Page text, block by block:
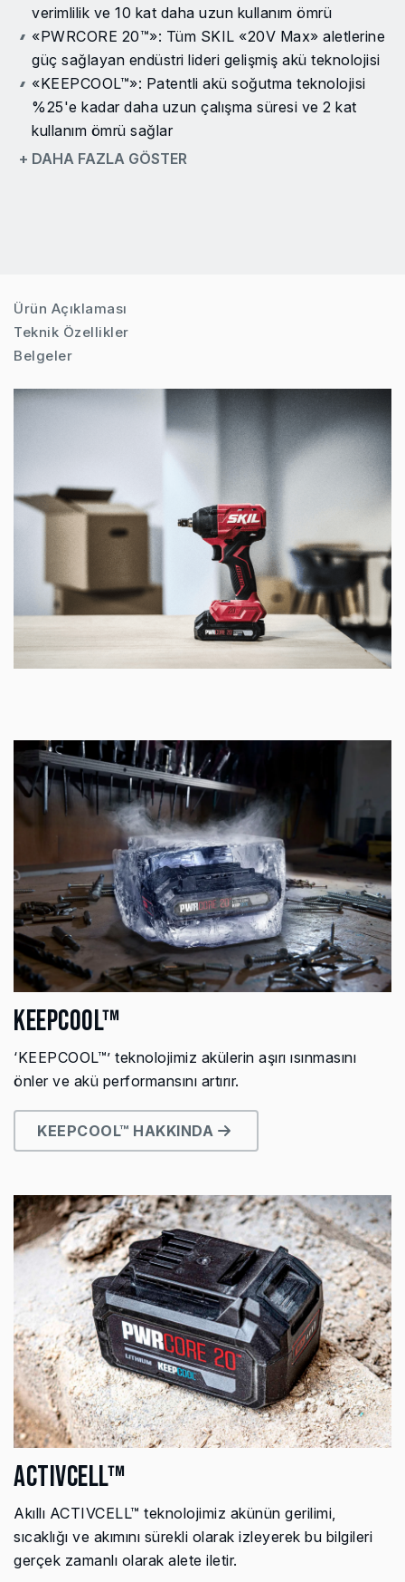
verimlilik ve 10 kat daha uzun kullanım ömrü
«PWRCORE 20™»: Tüm SKIL «20V Max» aletlerine
güç sağlayan endüstri lideri gelişmiş akü teknolojisi
«KEEPCOOL™»: Patentli akü soğutma teknolojisi
%25'e kadar daha uzun çalışma süresi ve 2 kat
kullanım ömrü sağlar
«ACTIVCELL™»: Maksimum performans ve akü
sahip sağlam 1/2" kare tornavida
Optimum konfor ve kontrol için ergonomik tasarım
ve yumuşak kavrama
Daha yüksek sağlamlık için dayanıklı metal dişli
İş parçasını daha iyi görmeniz ve iyi aydınlatılmamış
mekanlarda daha rahat çalışmanız için LED lamba
+ DAHA FAZLA GÖSTER
Ürün Açıklaması
Teknik Özellikler
Belgeler
KEEPCOOL™
‘KEEPCOOL™’ teknolojimiz akülerin aşırı ısınmasını
önler ve akü performansını artırır.
KEEPCOOL™ HAKKINDA
ACTIVCELL™
Akıllı ACTIVCELL™ teknolojimiz akünün gerilimi,
sıcaklığı ve akımını sürekli olarak izleyerek bu bilgileri
gerçek zamanlı olarak alete iletir.